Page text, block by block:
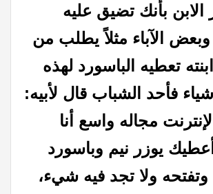
الابن بأنك تضيق عليه
بعض الآباء مثلاً يطلب من
ابنته تعطيه الباسورد لهذه
فأحد الشباب قال لأبيه:
مجاله واسع أنا
يوزر نيم وباسورد
وتفتحه ولا تجد فيه شيء،